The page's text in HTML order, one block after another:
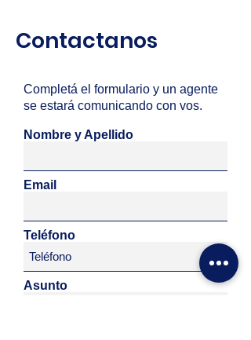
Contactanos
Completá el formulario y un agente
se estará comunicando con vos.
Nombre y Apellido
Email
Teléfono
Asunto